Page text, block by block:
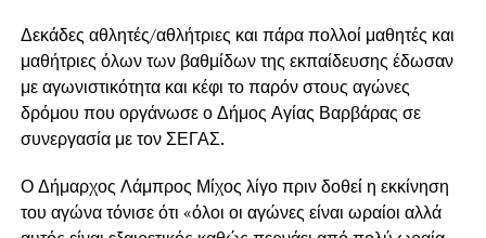
Δεκάδες αθλητές/αθλήτριες και πάρα πολλοί μαθητές και
μαθήτριες όλων των βαθμίδων της εκπαίδευσης έδωσαν
με αγωνιστικότητα και κέφι το παρόν στους αγώνες
δρόμου που οργάνωσε ο Δήμος Αγίας Βαρβάρας σε
συνεργασία με τον ΣΕΓΑΣ.
Ο Δήμαρχος Λάμπρος Μίχος λίγο πριν δοθεί η εκκίνηση
του αγώνα τόνισε ότι «όλοι οι αγώνες είναι ωραίοι αλλά